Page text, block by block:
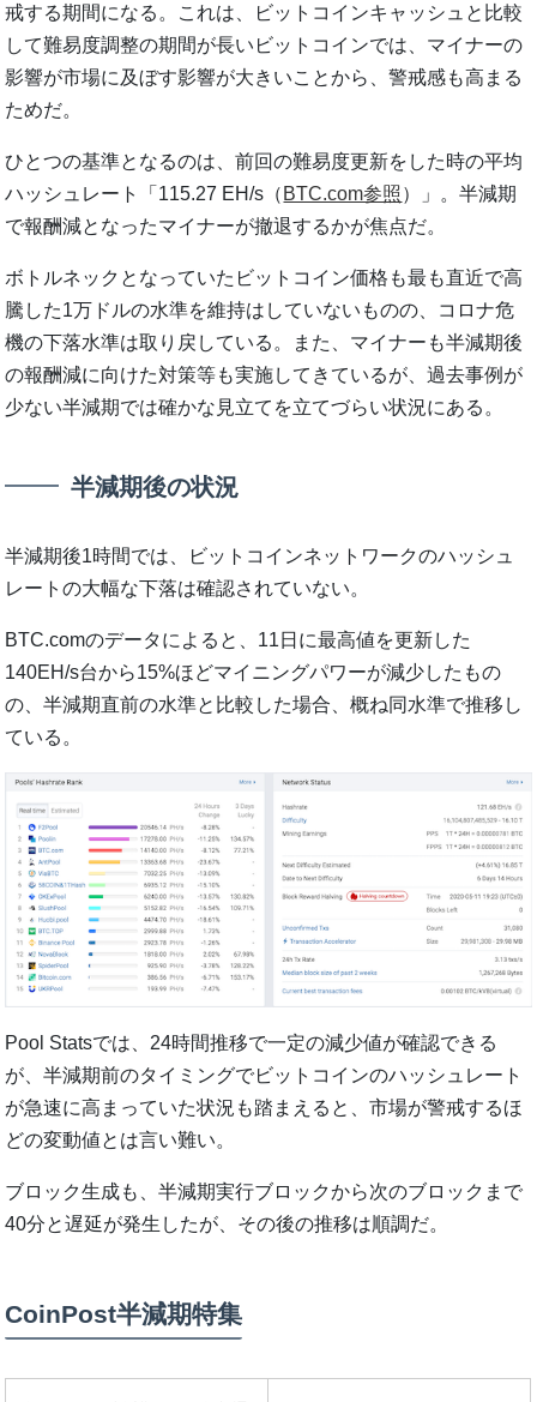
戒する期間になる。これは、ビットコインキャッシュと比較
して難易度調整の期間が長いビットコインでは、マイナーの
影響が市場に及ぼす影響が大きいことから、警戒感も高まる
ためだ。
ひとつの基準となるのは、前回の難易度更新をした時の平均
ハッシュレート「115.27 EH/s（ BTC.com参照 ）」。半減期
で報酬減となったマイナーが撤退するかが焦点だ。
ボトルネックとなっていたビットコイン価格も最も直近で高
騰した1万ドルの水準を維持はしていないものの、コロナ危
機の下落水準は取り戻している。また、マイナーも半減期後
の報酬減に向けた対策等も実施してきているが、過去事例が
少ない半減期では確かな見立てを立てづらい状況にある。
半減期後の状況
半減期後1時間では、ビットコインネットワークのハッシュ
レートの大幅な下落は確認されていない。
BTC.comのデータによると、11日に最高値を更新した
140EH/s台から15%ほどマイニングパワーが減少したもの
の、半減期直前の水準と比較した場合、概ね同水準で推移し
ている。
Pool Statsでは、24時間推移で一定の減少値が確認できる
が、半減期前のタイミングでビットコインのハッシュレート
が急速に高まっていた状況も踏まえると、市場が警戒するほ
どの変動値とは言い難い。
ブロック生成も、半減期実行ブロックから次のブロックまで
40分と遅延が発生したが、その後の推移は順調だ。
CoinPost半減期特集